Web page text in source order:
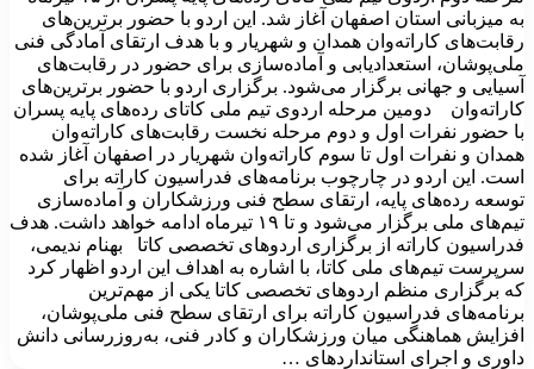
به میزبانی استان اصفهان آغاز شد. این اردو با حضور برترین‌های
رقابت‌های کاراته‌وان همدان و شهریار و با هدف ارتقای آمادگی فنی
ملی‌پوشان، استعدادیابی و آماده‌سازی برای حضور در رقابت‌های
آسیایی و جهانی برگزار می‌شود. برگزاری اردو با حضور برترین‌های
کاراته‌وان دومین مرحله اردوی تیم ملی کاتای رده‌های پایه پسران
با حضور نفرات اول و دوم مرحله نخست رقابت‌های کاراته‌وان
همدان و نفرات اول تا سوم کاراته‌وان شهریار در اصفهان آغاز شده
است. این اردو در چارچوب برنامه‌های فدراسیون کاراته برای
توسعه رده‌های پایه، ارتقای سطح فنی ورزشکاران و آماده‌سازی
تیم‌های ملی برگزار می‌شود و تا ۱۹ تیرماه ادامه خواهد داشت. هدف
فدراسیون کاراته از برگزاری اردوهای تخصصی کاتا بهنام ندیمی،
سرپرست تیم‌های ملی کاتا، با اشاره به اهداف این اردو اظهار کرد
که برگزاری منظم اردوهای تخصصی کاتا یکی از مهم‌ترین
برنامه‌های فدراسیون کاراته برای ارتقای سطح فنی ملی‌پوشان،
افزایش هماهنگی میان ورزشکاران و کادر فنی، به‌روزرسانی دانش
داوری و اجرای استانداردهای …